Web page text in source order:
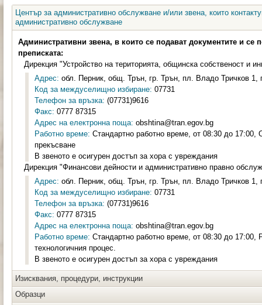
Център за административно обслужване и/или звена, които
административно обслужване
Административни звена, в които се подават документите и се
преписката:
Дирекция "Устройство на територията, общинска собственост и
Адрес: обл. Перник, общ. Трън, гр. Трън, пл. Владо Тричков 1,
Код за междуселищно избиране: 07731
Телефон за връзка: (07731)9616
Факс: 0777 87315
Адрес на електронна поща: obshtina@tran.egov.bg
Работно време: Стандартно работно време, от 08:30 до 17:00,
прекъсване
В звеното е осигурен достъп за хора с увреждания
Дирекция "Финансови дейности и административно правно
Адрес: обл. Перник, общ. Трън, гр. Трън, пл. Владо Тричков 1,
Код за междуселищно избиране: 07731
Телефон за връзка: (07731)9616
Факс: 0777 87315
Адрес на електронна поща: obshtina@tran.egov.bg
Работно време: Стандартно работно време, от 08:30 до 17:00,
технологичния процес.
В звеното е осигурен достъп за хора с увреждания
Изисквания, процедури, инструкции
Образци